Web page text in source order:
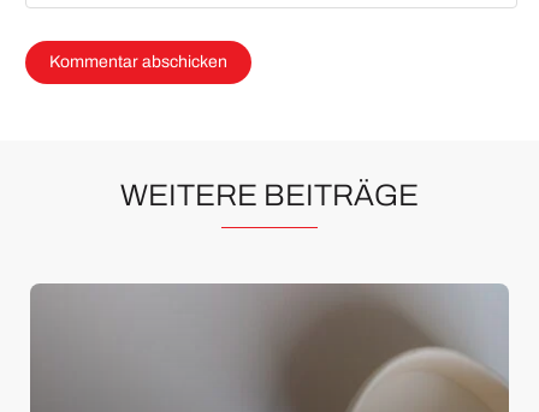
WEITERE BEITRÄGE